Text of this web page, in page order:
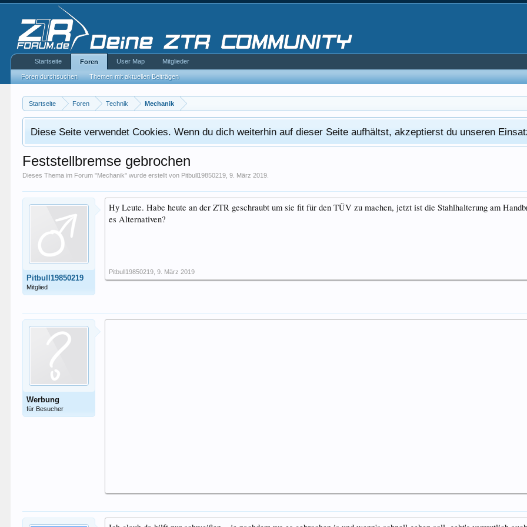
Startseite Foren Technik Mechanik
Diese Seite verwendet Cookies. Wenn du dich weiterhin auf dieser Seite aufhältst, akzeptierst du unseren
Feststellbremse gebrochen
Dieses Thema im Forum "Mechanik" wurde erstellt von Pitbull19850219 ,9. März 2019
Pitbull19850219
Mitglied
Hy Leute. Habe heute an der ZTR geschraubt um sie fit für den TÜV zu machen, jetzt ist die Stahlhalterung am
es Alternativen?
Pitbull19850219 9. März 2019
Werbung
für Besucher
Startseite Foren
Foren durchsuchen Themen mit aktuellen Beiträgen
User Map Mitglieder